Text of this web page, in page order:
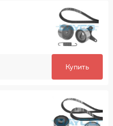
Купить